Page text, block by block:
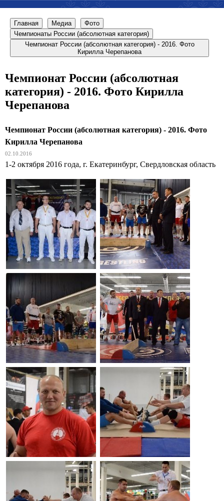
Главная Медиа
Фото
Чемпионаты России (абсолютная категория)
Чемпионат России (абсолютная категория) - 2016. Фото
Кирилла Черепанова
Чемпионат России (абсолютная
категория) - 2016. Фото Кирилла
Черепанова
Чемпионат России (абсолютная категория) - 2016. Фото
Кирилла Черепанова
02.10.2016
1-2 октября 2016 года, г. Екатеринбург, Свердловская область